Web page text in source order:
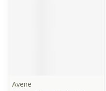
Avene